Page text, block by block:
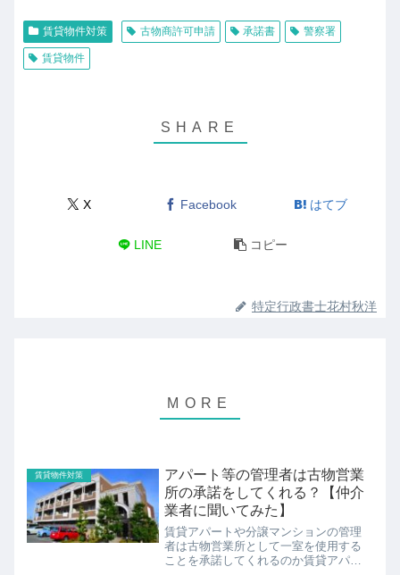
賃貸物件対策 古物商許可申請 承諾書 警察署
賃貸物件
X Facebook はてブ
LINE コピー
特定行政書士花村秋洋
賃貸物件対策
アパート等の管理者は古物営業
所の承諾をしてくれる？【仲介
業者に聞いてみた】
賃貸アパートや分譲マンションの管理
者は古物営業所として一室を使用する
ことを承諾してくれるのか賃貸アパー